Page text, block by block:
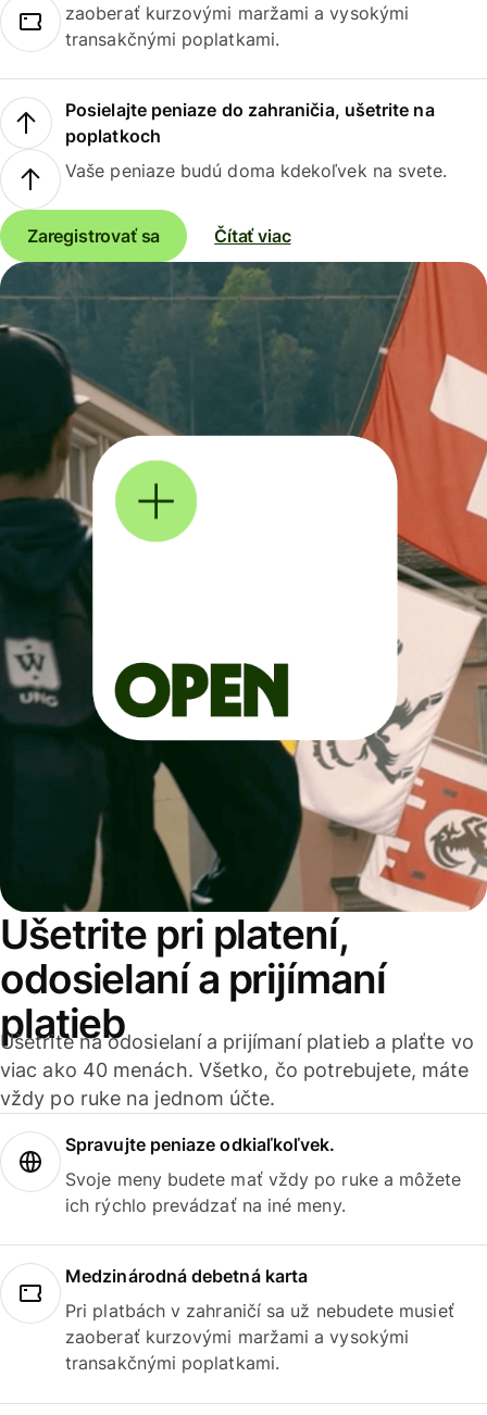
zaoberať kurzovými maržami a vysokými
transakčnými poplatkami.
Posielajte peniaze do zahraničia, ušetrite na
poplatkoch
Vaše peniaze budú doma kdekoľvek na svete.
Zaregistrovať sa Čítať viac
Ušetrite pri platení,
odosielaní a prijímaní
platieb
Ušetrite na odosielaní a prijímaní platieb a plaťte vo
viac ako 40 menách. Všetko, čo potrebujete, máte
vždy po ruke na jednom účte.
Spravujte peniaze odkiaľkoľvek.
Svoje meny budete mať vždy po ruke a môžete
ich rýchlo prevádzať na iné meny.
Medzinárodná debetná karta
Pri platbách v zahraničí sa už nebudete musieť
zaoberať kurzovými maržami a vysokými
transakčnými poplatkami.